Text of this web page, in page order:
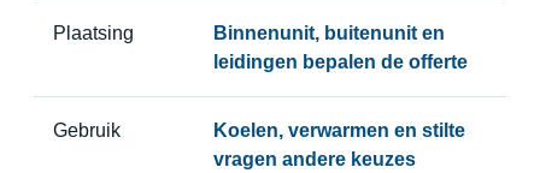
Plaatsing
Binnenunit, buitenunit en
leidingen bepalen de offerte
Gebruik
Koelen, verwarmen en stilte
vragen andere keuzes